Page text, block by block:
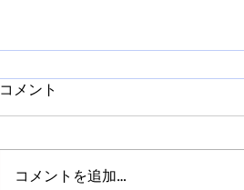
コメント
コメントを追加…